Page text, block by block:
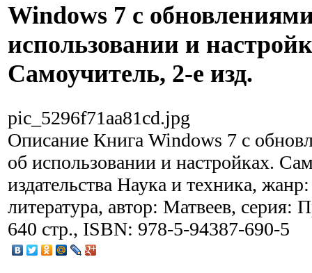
Windows 7 c
использовании и
Самоучитель, 2-е изд.
pic_5296f71aa81cd.jpg
Описание Книга Windows 7 c
об использовании и настройках.
издательства Наука и техника,
литература, автор: Матвеев, серия:
640 стр., ISBN: 978-5-94387-690-5